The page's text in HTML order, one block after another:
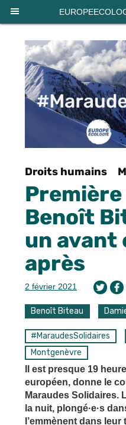
Droits humains
Benoît
un avant
après
2 février 2021
Benoît Biteau
#MaraudesSolidaires
Montgenèvre
Il est presque 19
européen, donne le
Maraudes Solidaires.
la nuit, plongé·e·s
l’emmènent dans